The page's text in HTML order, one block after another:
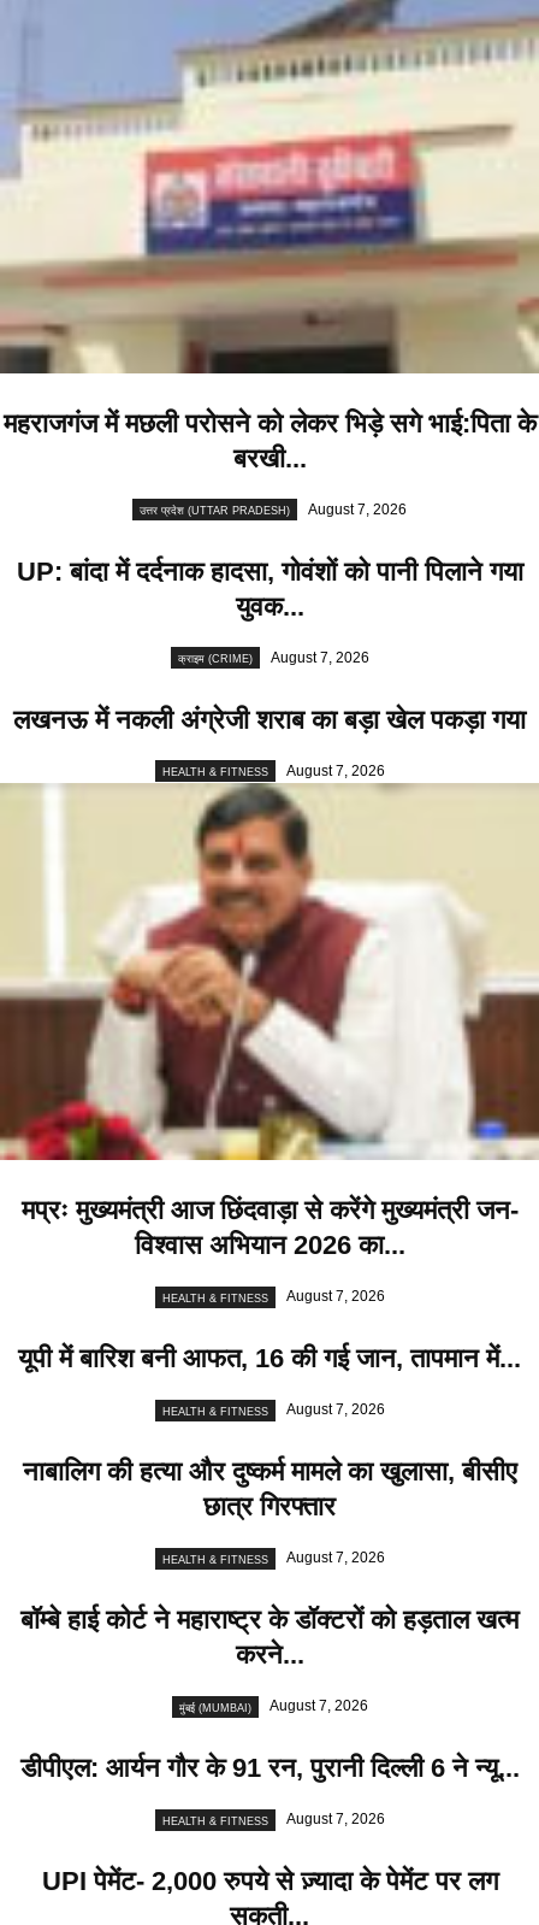
महराजगंज में मछली परोसने को लेकर भिड़े सगे भाई:पिता के
बरखी...
उत्तर प्रदेश (UTTAR PRADESH) August 7, 2026
UP: बांदा में दर्दनाक हादसा, गोवंशों को पानी पिलाने गया
युवक...
क्राइम (CRIME) August 7, 2026
लखनऊ में नकली अंग्रेजी शराब का बड़ा खेल पकड़ा गया
HEALTH & FITNESS August 7, 2026
मप्रः मुख्यमंत्री आज छिंदवाड़ा से करेंगे मुख्यमंत्री जन-
विश्वास अभियान 2026 का...
HEALTH & FITNESS August 7, 2026
यूपी में बारिश बनी आफत, 16 की गई जान, तापमान में...
HEALTH & FITNESS August 7, 2026
नाबालिग की हत्या और दुष्कर्म मामले का खुलासा, बीसीए
छात्र गिरफ्तार
HEALTH & FITNESS August 7, 2026
बॉम्बे हाई कोर्ट ने महाराष्ट्र के डॉक्टरों को हड़ताल खत्म
करने...
मुंबई (MUMBAI) August 7, 2026
डीपीएल: आर्यन गौर के 91 रन, पुरानी दिल्ली 6 ने न्यू...
HEALTH & FITNESS August 7, 2026
UPI पेमेंट- 2,000 रुपये से ज़्यादा के पेमेंट पर लग
सकती...